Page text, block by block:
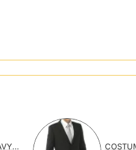
COSTUME BLEU NAVY POLYESTER VISCOSE